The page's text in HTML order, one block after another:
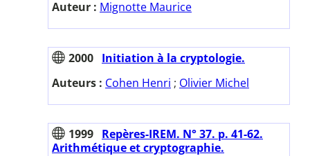
Auteur : Mignotte Maurice
2000 Initiation à la cryptologie.
Auteurs : Cohen Henri ; Olivier Michel
1999 Repères-IREM. N° 37. p. 41-62.
Arithmétique et cryptographie.